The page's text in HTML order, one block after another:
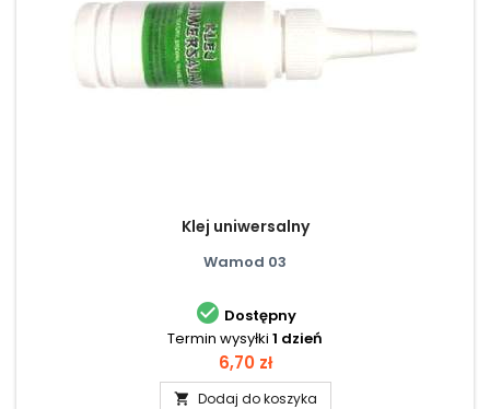
Klej uniwersalny
Wamod 03
 Dostępny
Termin wysyłki 1 dzień
Cena
6,70 zł
 Dodaj do koszyka